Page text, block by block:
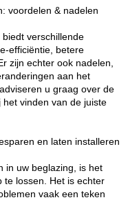
voordelen & nadelen
verschillende
efficiëntie, betere
zijn echter ook nadelen,
aan het
u graag over de
vinden van de juiste
en laten installeren
in uw beglazing, is het
te lossen. Het is echter
vaak een teken